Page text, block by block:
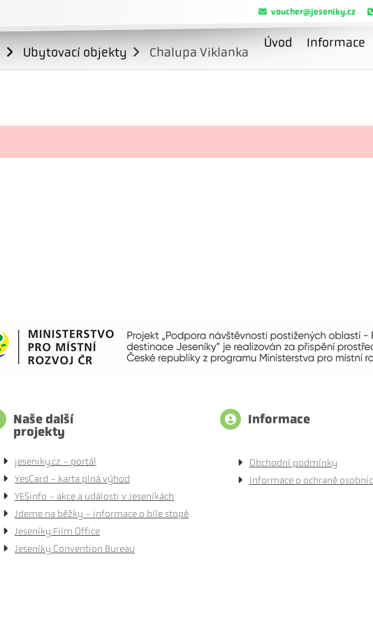
voucher@jeseniky.cz
Úvod Informace
Ubytovací objekty Chalupa Viklanka
Naše další
projekty
jeseniky.cz - portál
YesCard - karta plná výhod
YESinfo - akce a události v Jeseníkách
Jdeme na běžky - informace o bíle stopě
Jeseníky Film Office
Jeseníky Convention Bureau
Informace
Obchodní podmínky
Informace o ochraně